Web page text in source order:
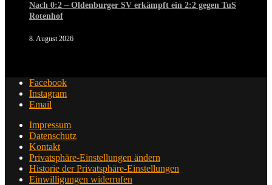
Nach 0:2 – Oldenburger SV erkämpft ein 2:2 gegen TuS
Rotenhof
8. August 2026
Facebook
Instagram
Email
Impressum
Datenschutz
Kontakt
Privatsphäre-Einstellungen ändern
Historie der Privatsphäre-Einstellungen
Einwilligungen widerrufen